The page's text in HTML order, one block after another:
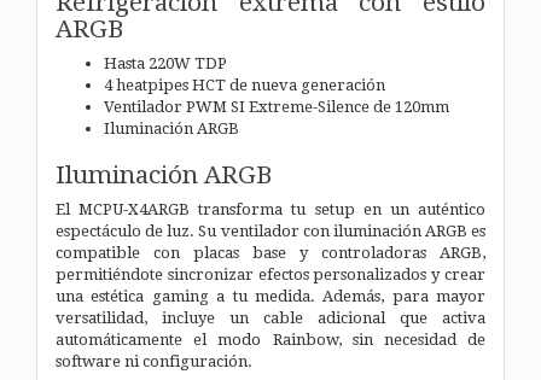
ARGB
Hasta 220W TDP
4 heatpipes HCT de nueva generación
Ventilador PWM SI Extreme-Silence de 120mm
Iluminación ARGB
Iluminación ARGB
El MCPU-X4ARGB transforma tu setup en un auténtico
espectáculo de luz. Su ventilador con iluminación ARGB es
compatible con placas base y controladoras ARGB,
permitiéndote sincronizar efectos personalizados y crear
una estética gaming a tu medida. Además, para mayor
versatilidad, incluye un cable adicional que activa
automáticamente el modo Rainbow, sin necesidad de
software ni configuración.